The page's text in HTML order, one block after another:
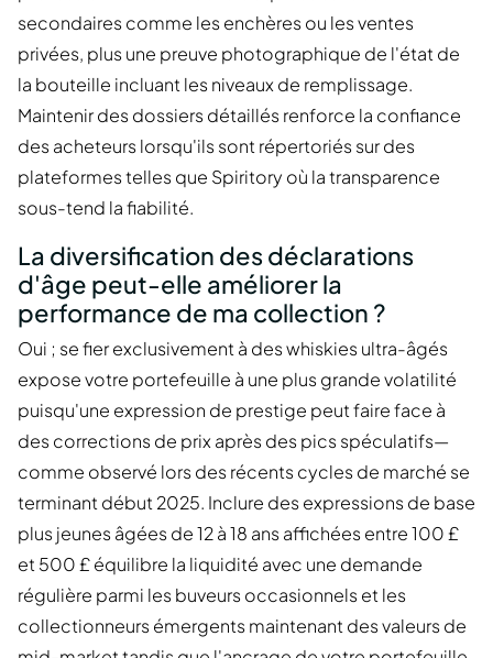
secondaires comme les enchères ou les ventes
privées, plus une preuve photographique de l'état de
la bouteille incluant les niveaux de remplissage.
Maintenir des dossiers détaillés renforce la confiance
des acheteurs lorsqu'ils sont répertoriés sur des
plateformes telles que Spiritory où la transparence
sous-tend la fiabilité.
La diversification des déclarations
d'âge peut-elle améliorer la
performance de ma collection ?
Oui ; se fier exclusivement à des whiskies ultra-âgés
expose votre portefeuille à une plus grande volatilité
puisqu'une expression de prestige peut faire face à
des corrections de prix après des pics spéculatifs—
comme observé lors des récents cycles de marché se
terminant début 2025. Inclure des expressions de base
plus jeunes âgées de 12 à 18 ans affichées entre 100 £
et 500 £ équilibre la liquidité avec une demande
régulière parmi les buveurs occasionnels et les
collectionneurs émergents maintenant des valeurs de